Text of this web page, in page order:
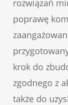
rozwiązań
poprawę
krok do
zgodnego z
także do